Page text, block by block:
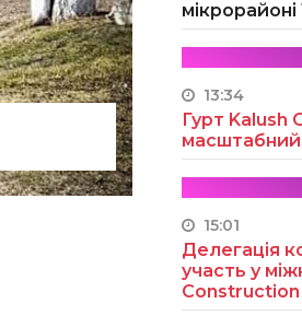
13:34
Гурт Kalush
масштабний
15:01
Делегація
участь у
Construction